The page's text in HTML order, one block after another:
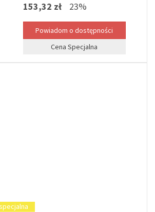
153,32 zł 23%
Cena Specjalna